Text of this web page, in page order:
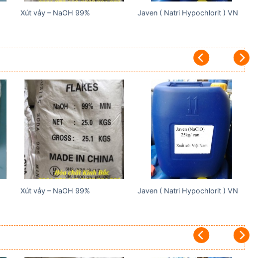
Xút vảy – NaOH 99% Javen ( Natri Hypochlorit ) VN
Add to
wishlist
Xút vảy – NaOH 99%
Add to
wishlist
Javen ( Natri Hypochlorit ) VN